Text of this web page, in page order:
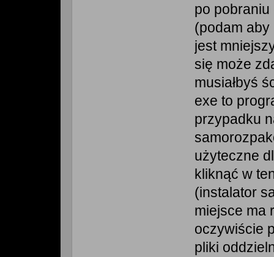
po
(podam
jest
się może
musiałbyś
exe to
przypadku
użyteczne
kliknąć w
(instalator
miejsce ma
oczywiście
pliki